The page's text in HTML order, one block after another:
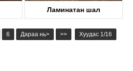
Ламинатан шал
6 Дараа нь> >> Хуудас 1/16